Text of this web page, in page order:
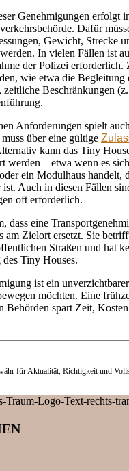
Genehmigungen erfolgt
Dafür
Gewicht, Strecke
In vielen Fällen ist
der Polizei erforderlich.
wie etwa die Begleitung
zeitliche Beschränkungen
Anforderungen spielt
über eine gültige
kann das Tiny
werden – etwa wenn es
ein Modulhaus handelt,
ist. Auch in diesen Fällen
oft erforderlich.
dass eine
am Zielort ersetzt. Sie
Straßen und hat
Tiny Houses.
ist ein
möchten. Eine
Behörden spart Zeit,
für Aktualität, Richtigkeit und